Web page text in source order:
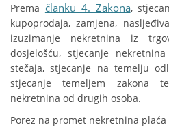
Prema članku 4. Zakona,
kupoprodaja, zamjena,
izuzimanje nekretnina iz
dosjelošću, stjecanje
stečaja, stjecanje na temelju
stjecanje temeljem zakona
nekretnina od drugih osoba.
Porez na promet nekretnina plaća